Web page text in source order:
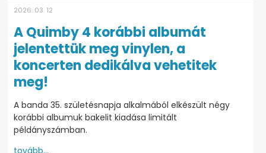
2026. 03. 12
A Quimby 4 korábbi albumát
jelentettük meg vinylen, a
koncerten dedikálva vehetitek
meg!
A banda 35. születésnapja alkalmából elkészült négy
korábbi albumuk bakelit kiadása limitált
példányszámban.